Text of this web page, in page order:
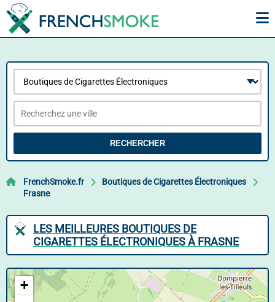
RECHERCHER
FrenchSmoke.fr
Boutiques de Cigarettes Électroniques
Frasne
LES MEILLEURES BOUTIQUES DE
CIGARETTES ÉLECTRONIQUES À FRASNE
+